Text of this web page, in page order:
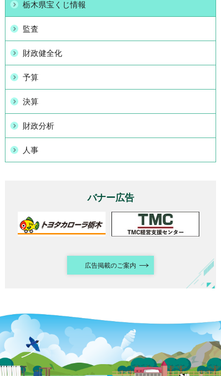
栃木県宝くじ情報
監査
財政健全化
予算
決算
財政分析
人事
バナー広告
広告掲載のご案内